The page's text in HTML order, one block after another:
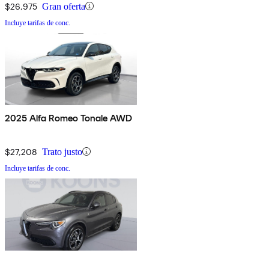
$26,975 Gran oferta
Incluye tarifas de conc.
2025 Alfa Romeo Tonale AWD
$27,208 Trato justo
Incluye tarifas de conc.